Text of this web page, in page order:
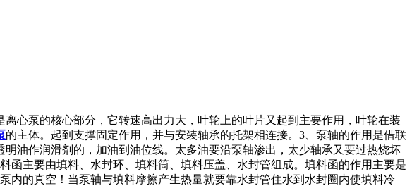
心泵的核心部分，它转速高出力大，叶轮上的叶片又起到主要作用，叶轮在装
的主体。起到支撑固定作用，并与安装轴承的托架相连接。3、泵轴的作用是借联
油作润滑剂的，加油到油位线。太多油要沿泵轴渗出，太少轴承又要过热烧坏
函主要由填料、水封环、填料筒、填料压盖、水封管组成。填料函的作用主要是
内的真空！当泵轴与填料摩擦产生热量就要靠水封管住水到水封圈内使填料冷